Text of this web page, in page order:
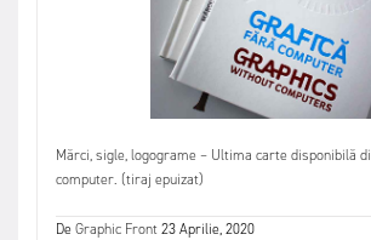
Mărci, sigle, logograme – Ultima carte disponibilă
computer. (tiraj epuizat)
DeGraphic Front23 Aprilie, 2020